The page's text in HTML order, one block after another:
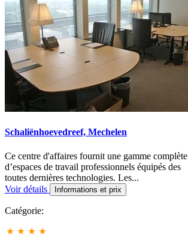
Schaliënhoevedreef, Mechelen
Ce centre d'affaires fournit une gamme complète
d’espaces de travail professionnels équipés des
toutes dernières technologies. Les...
Voir détails
Informations et prix
Catégorie: